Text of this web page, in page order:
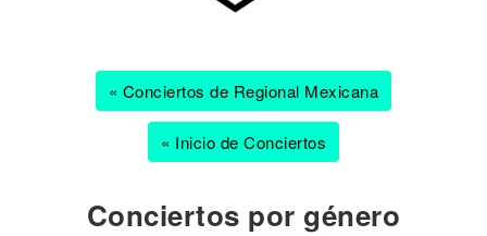
« Conciertos de Regional Mexicana
« Inicio de Conciertos
Conciertos por género